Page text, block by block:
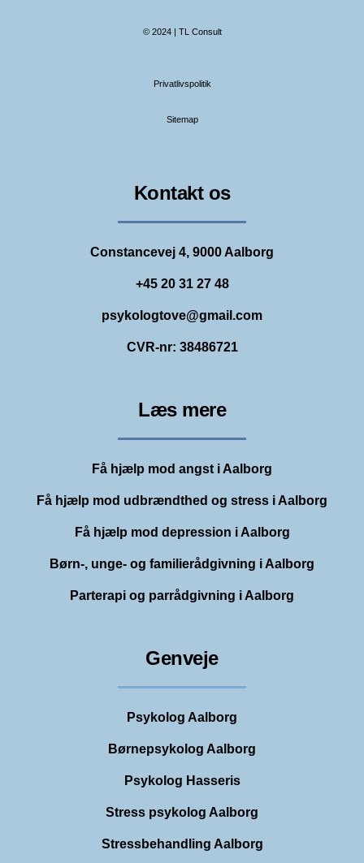
© 2024 | TL Consult
Privatlivspolitik
Sitemap
Kontakt os
Constancevej 4, 9000 Aalborg
+45 20 31 27 48
psykologtove@gmail.com
CVR-nr: 38486721
Læs mere
Få hjælp mod angst i Aalborg
Få hjælp mod udbrændthed og stress i Aalborg
Få hjælp mod depression i Aalborg
Børn-, unge- og familierådgivning i Aalborg
Parterapi og parrådgivning i Aalborg
Genveje
Psykolog Aalborg
Børnepsykolog Aalborg
Psykolog Hasseris
Stress psykolog Aalborg
Stressbehandling Aalborg